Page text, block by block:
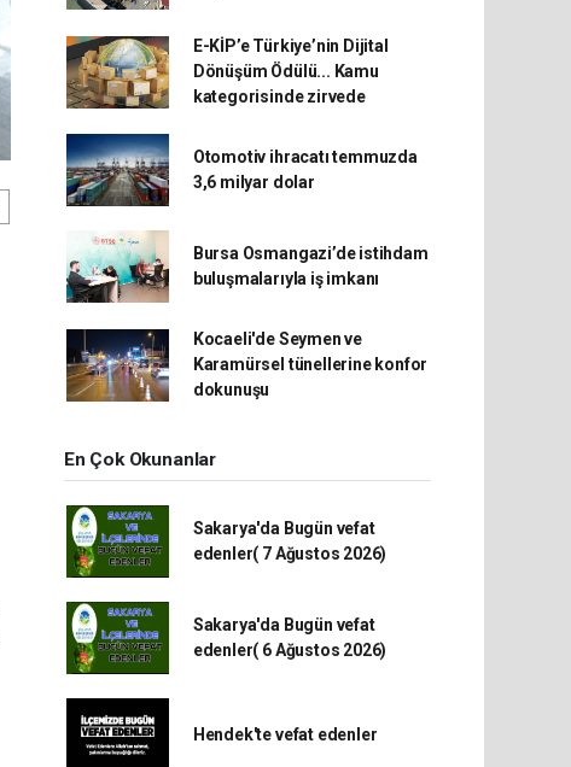
E-KİP’e Türkiye’nin Dijital
Dönüşüm Ödülü... Kamu
kategorisinde zirvede
Otomotiv ihracatı temmuzda
3,6 milyar dolar
Bursa Osmangazi’de istihdam
buluşmalarıyla iş imkanı
Kocaeli'de Seymen ve
Karamürsel tünellerine konfor
dokunuşu
En Çok Okunanlar
Sakarya'da Bugün vefat
edenler( 7 Ağustos 2026)
Sakarya'da Bugün vefat
edenler( 6 Ağustos 2026)
Hendek'te vefat edenler